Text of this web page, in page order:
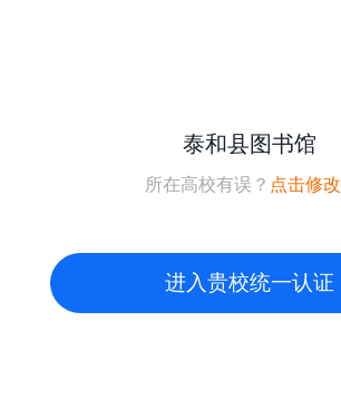
泰和县图书馆
所在高校有误？ 点击修改
进入贵校统一认证